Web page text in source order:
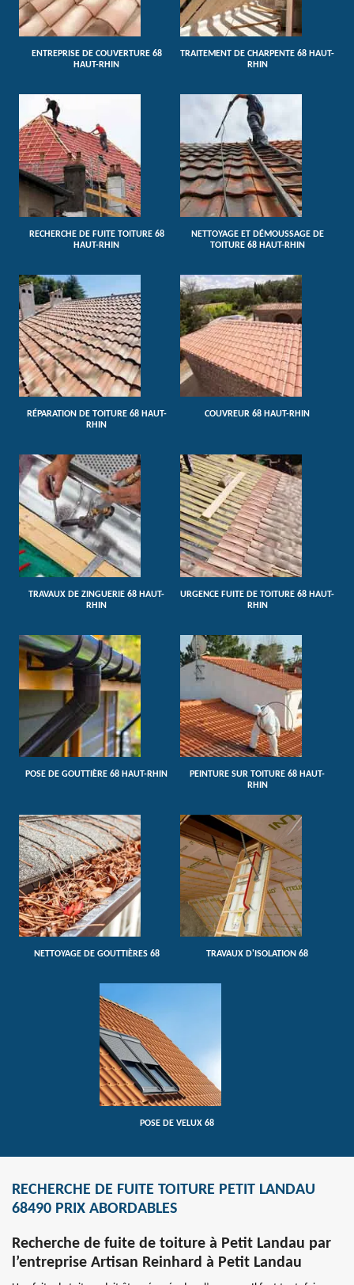
ENTREPRISE DE COUVERTURE 68
HAUT-RHIN
TRAITEMENT DE CHARPENTE 68 HAUT-
RHIN
RECHERCHE DE FUITE TOITURE 68
HAUT-RHIN
NETTOYAGE ET DÉMOUSSAGE DE
TOITURE 68 HAUT-RHIN
RÉPARATION DE TOITURE 68 HAUT-
RHIN
COUVREUR 68 HAUT-RHIN
TRAVAUX DE ZINGUERIE 68 HAUT-
RHIN
URGENCE FUITE DE TOITURE 68 HAUT-
RHIN
POSE DE GOUTTIÈRE 68 HAUT-RHIN
PEINTURE SUR TOITURE 68 HAUT-
RHIN
NETTOYAGE DE GOUTTIÈRES 68 TRAVAUX D'ISOLATION 68
POSE DE VELUX 68
RECHERCHE DE FUITE TOITURE PETIT LANDAU
68490 PRIX ABORDABLES
Recherche de fuite de toiture à Petit Landau par
l’entreprise Artisan Reinhard à Petit Landau